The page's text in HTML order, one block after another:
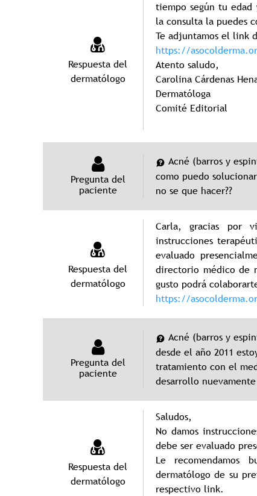
Respuesta del
dermatólogo
tiempo según tu
la consulta la puedes
Te adjuntamos el link
https://
Atento saludo,
Carolina Cárdenas
Dermatóloga
Comité Editorial
Pregunta del
paciente
Acné (barros y
como puedo
no se que hacer??
Respuesta del
dermatólogo
Carla, gracias por
instrucciones
evaluado
directorio médico de
gusto podrá
https://
Pregunta del
paciente
Acné (barros y
desde el año 2011
tratamiento con el
desarrollo
Respuesta del
dermatólogo
Saludos,
No damos
debe ser evaluado
Le recomendamos
dermatólogo de su
respectivo link.